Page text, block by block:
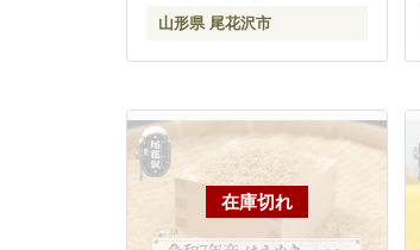
山形県 尾花沢市